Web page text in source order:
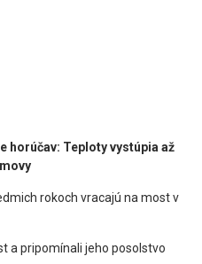
horúčav: Teploty vystúpia až
rokoch vracajú na most v
a pripomínali jeho posolstvo